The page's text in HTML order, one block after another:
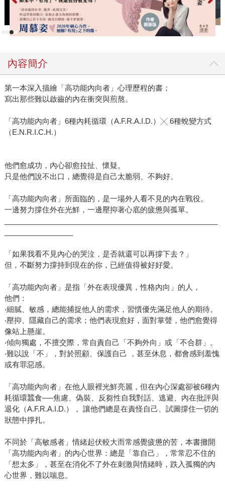
內容簡介
第一本深入描繪「高功能內向者」心理歷程的書；
寫出那些難以啟齒的內在衝突與煎熬。
「高功能內向者」6種內耗循環（A.F.R.A.I.D.）╳ 6種蛻變方式
（E.N.R.I.C.H.）
他們愈成功，內心卻愈拉扯、懷疑。
只是他們說不出口，總覺得是自己太脆弱、不夠好。
「高功能內向者」所面臨的，是一場外人看不見的內在戰役。
一邊努力撐住外在光鮮，一邊壓抑著心底的疲憊與孤單。
「如果我看不見內心的哭泣，是否就還可以再撐下去？」
但，不斷努力撐持到現在的你，已經值得被好好愛。
「高功能內向者」是指「外在表現優異，性格內向」的人，
他們：
‧細膩、敏感，總能捕捉他人的需求，習慣優先滿足他人的期待。
‧壓抑、隱藏自己的需求；他們表現愈好，面對掌聲，他們愈覺得
像站上懸崖。
‧傾向獨處，不擅交際，常自責自己「不夠外向」或「不合群」。
‧難以說「不」，對於照顧、保護自己 ，甚至休息，都會感到羞愧
或有罪惡感。
「高功能內向者」在他人眼裡光鮮亮麗，但在內心深處卻被6種內
耗循環蠶食──焦慮、偽裝、反芻性自我對話、逃避、內在批評與
退化（A.F.R.A.I.D.）， 讓他們總是在責怪自己、試圖撐住一切的
狀態中掙扎。
不同於「高敏感者」情緒起伏較大而常感覺疲憊的苦，本書攤開
「高功能內向者」的內心世界：總是「靠自己」，常常忍不住的
「想太多」，甚至在消化不了外在刺激與情緒時，跌入孤獨的內
心世界，難以喘息。